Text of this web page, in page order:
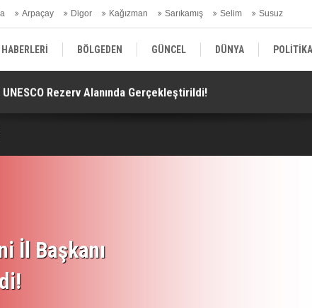
Arpaçay Digor Kağızman Sarıkamış Selim Susuz
HABERLERİ BÖLGEDEN GÜNCEL DÜNYA POLİTİKA
| FİNANS | OTOMOTİV KÜLTÜR | SANAT | MAGAZİN
UNESCO Rezerv Alanında Gerçekleştirildi!
İl Başkanı